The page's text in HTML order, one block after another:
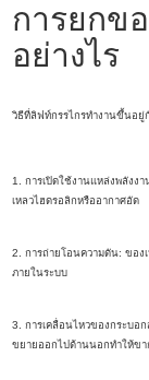
การยกข
อย่างไร
วิธีที่ลิฟท์กรรไกรทำงานขึ้นอยู่
1. การเปิดใช้งานแหล่งพลังง
เหลวไฮดรอลิกหรืออากาศอัด
2. การถ่ายโอนความดัน: ของ
ภายในระบบ
3. การเคลื่อนไหวของกระบอ
ขยายออกไปด้านนอกทำให้ขา